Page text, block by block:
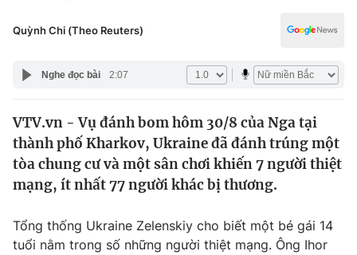
Tin tức
Thế giới đó đây
Câu chuyện quốc tế
Kinh tế
Tài chính
Góc doanh nghiệp
Dữ liệu và đời sống
Truyền hình
Giáo dục
Quỳnh Chi (Theo Reuters)
Nghe đọc bài 2:07
VTV.vn - Vụ đánh bom hôm 30/8 của Nga tại
thành phố Kharkov, Ukraine đã đánh trúng một
tòa chung cư và một sân chơi khiến 7 người thiệt
mạng, ít nhất 77 người khác bị thương.
Tổng thống Ukraine Zelenskiy cho biết một bé gái 14
tuổi nằm trong số những người thiệt mạng. Ông Ihor